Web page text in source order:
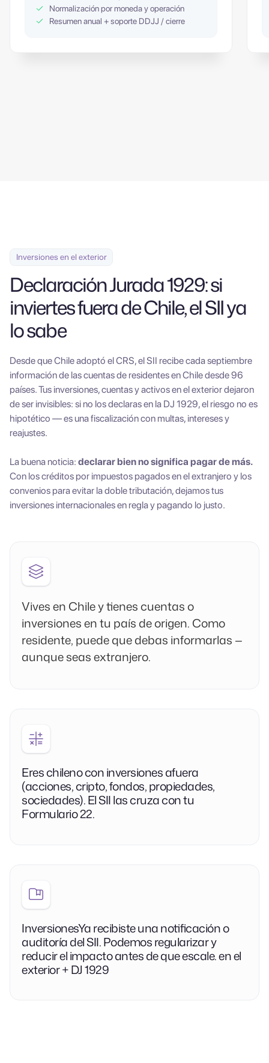
Normalización por moneda y operación
Resumen anual + soporte DDJJ / cierre
Inversiones en el exterior
Declaración Jurada 1929: si
inviertes fuera de Chile, el SII ya
lo sabe
Desde que Chile adoptó el CRS, el SII recibe cada septiembre
información de las cuentas de residentes en Chile desde 96
países. Tus inversiones, cuentas y activos en el exterior dejaron
de ser invisibles: si no los declaras en la DJ 1929, el riesgo no es
hipotético — es una fiscalización con multas, intereses y
reajustes.
La buena noticia: declarar bien no significa pagar de más.
Con los créditos por impuestos pagados en el extranjero y los
convenios para evitar la doble tributación, dejamos tus
inversiones internacionales en regla y pagando lo justo.
Vives en Chile y tienes cuentas o
inversiones en tu país de origen. Como
residente, puede que debas informarlas —
aunque seas extranjero.
Eres chileno con inversiones afuera
(acciones, cripto, fondos, propiedades,
sociedades). El SII las cruza con tu
Formulario 22.
InversionesYa recibiste una notificación o
auditoría del SII. Podemos regularizar y
reducir el impacto antes de que escale. en el
exterior + DJ 1929